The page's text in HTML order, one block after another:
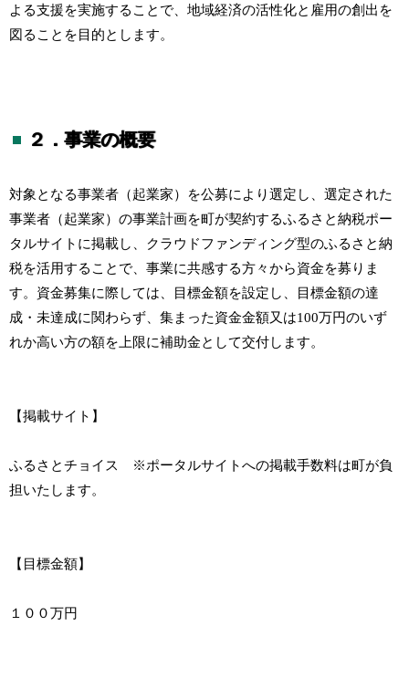
よる支援を実施することで、地域経済の活性化と雇用の創出を
図ることを目的とします。
２．事業の概要
対象となる事業者（起業家）を公募により選定し、選定された
事業者（起業家）の事業計画を町が契約するふるさと納税ポー
タルサイトに掲載し、クラウドファンディング型のふるさと納
税を活用することで、事業に共感する方々から資金を募りま
す。資金募集に際しては、目標金額を設定し、目標金額の達
成・未達成に関わらず、集まった資金金額又は100万円のいず
れか高い方の額を上限に補助金として交付します。
【掲載サイト】
ふるさとチョイス ※ポータルサイトへの掲載手数料は町が負
担いたします。
【目標金額】
１００万円